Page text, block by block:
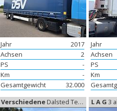
Jahr
2017
Achsen
2
PS
-
Km
-
Gesamtgewicht
32.000
Jahr
Achsen
PS
Km
Verschiedene Dalsted Teknik Diesel generator, Generator L A G 3